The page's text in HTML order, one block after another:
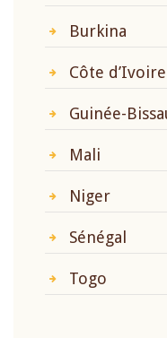
Burkina
Côte d’Ivoire
Guinée-
Mali
Niger
Sénégal
Togo